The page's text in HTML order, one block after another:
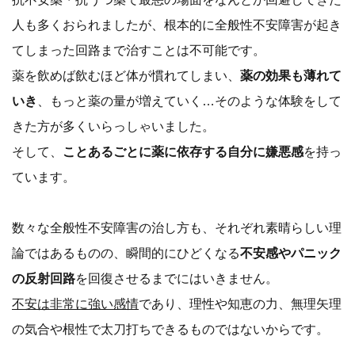
人も多くおられましたが、根本的に全般性不安障害が起き
てしまった回路まで治すことは不可能です。
薬を飲めば飲むほど体が慣れてしまい、 薬の効果も薄れて
いき
、もっと薬の量が増えていく…そのような体験をして
きた方が多くいらっしゃいました。
そして、
ことあるごとに薬に依存する自分に嫌悪感を持っ
ています。
数々な全般性不安障害の治し方も、それぞれ素晴らしい理
論ではあるものの、瞬間的にひどくなる不安感やパニック
の反射回路を回復させるまでにはいきません。
不安は非常に強い感情であり、理性や知恵の力、無理矢理
の気合や根性で太刀打ちできるものではないからです。